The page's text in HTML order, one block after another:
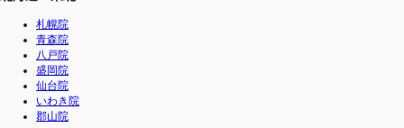
札幌院
青森院
八戸院
盛岡院
仙台院
いわき院
郡山院